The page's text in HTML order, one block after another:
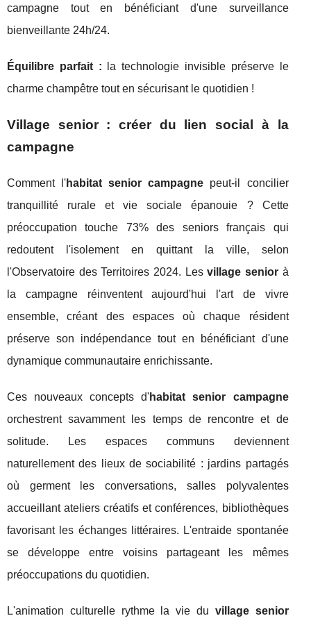
campagne tout en bénéficiant d'une surveillance
bienveillante 24h/24.
Équilibre parfait : la technologie invisible préserve le
charme champêtre tout en sécurisant le quotidien !
Village senior : créer du lien social à la
campagne
Comment l'habitat senior campagne peut-il concilier
tranquillité rurale et vie sociale épanouie ? Cette
préoccupation touche 73% des seniors français qui
redoutent l'isolement en quittant la ville, selon
l'Observatoire des Territoires 2024. Lesvillage seniorà
la campagne réinventent aujourd'hui l'art de vivre
ensemble, créant des espaces où chaque résident
préserve son indépendance tout en bénéficiant d'une
dynamique communautaire enrichissante.
Ces nouveaux concepts d'habitat senior campagne
orchestrent savamment les temps de rencontre et de
solitude. Les espaces communs deviennent
naturellement des lieux de sociabilité : jardins partagés
où germent les conversations, salles polyvalentes
accueillant ateliers créatifs et conférences, bibliothèques
favorisant les échanges littéraires. L'entraide spontanée
se développe entre voisins partageant les mêmes
préoccupations du quotidien.
L'animation culturelle rythme la vie du village senior